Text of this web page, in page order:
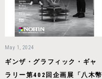
May 1, 2024
ギンザ・グラフィック・ギャ
ラリー第402回企画展「八木幣